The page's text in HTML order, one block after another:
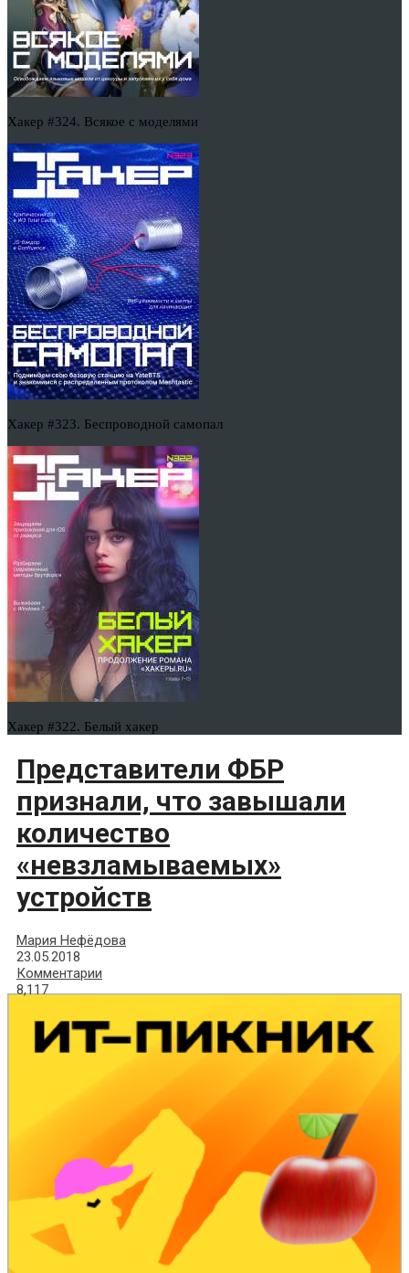
Хакер #324. Всякое с моделями
Хакер #323. Беспроводной самопал
Хакер #322. Белый хакер
Представители ФБР
признали, что завышали
количество
«невзламываемых»
устройств
Мария Нефёдова
23.05.2018
Комментарии
8,117